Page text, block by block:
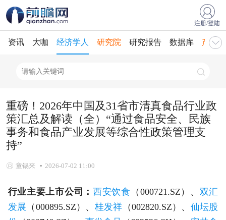
注册/登陆
资讯 大咖 经济学人 研究院 研究报告 数据库 产业
重磅！2026年中国及31省市清真食品行业政
策汇总及解读（全）“通过食品安全、民族
事务和食品产业发展等综合性政策管理支
持”
童锡来 2026-07-02 11:00
行业主要上市公司： 西安饮食 （000721.SZ）、 双汇
发展 （000895.SZ）、 桂发祥 （002820.SZ）、 仙坛股